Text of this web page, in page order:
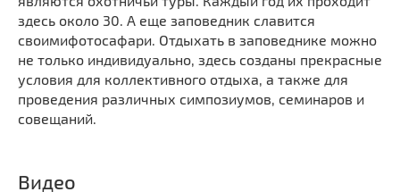
здесь около 30. А еще заповедник славится
своимифотосафари. Отдыхать в заповеднике можно
не только индивидуально, здесь созданы прекрасные
условия для коллективного отдыха, а также для
проведения различных симпозиумов, семинаров и
совещаний.
Видео